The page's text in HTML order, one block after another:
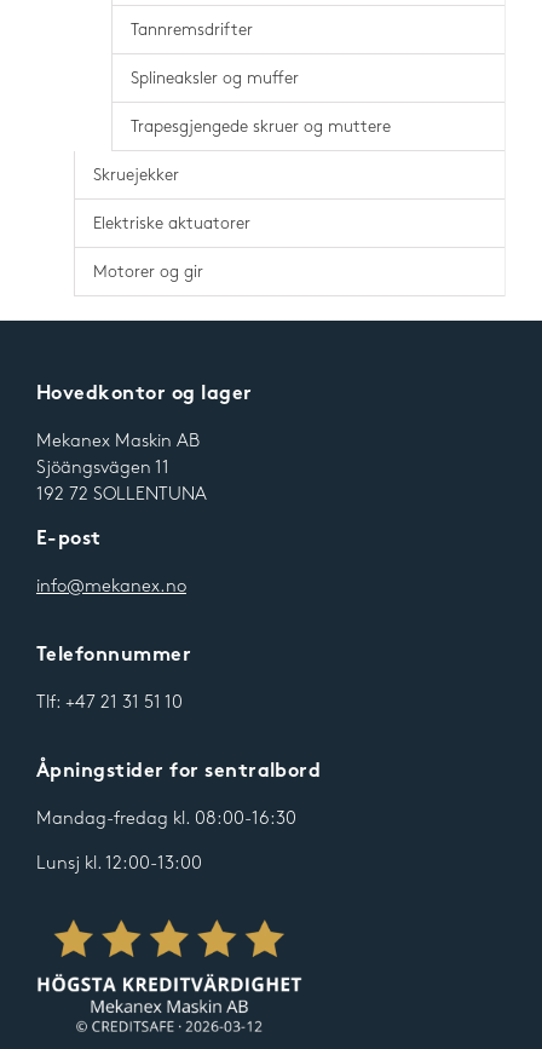
Tannremsdrifter
Splineaksler og muffer
Trapesgjengede skruer og muttere
Skruejekker
Elektriske aktuatorer
Motorer og gir
Hovedkontor og lager
Mekanex Maskin AB
Sjöängsvägen 11
192 72 SOLLENTUNA
E-post
info@mekanex.no
Telefonnummer
Tlf: +47 21 31 51 10
Åpningstider for sentralbord
Mandag-fredag kl. 08:00-16:30
Lunsj kl. 12:00-13:00